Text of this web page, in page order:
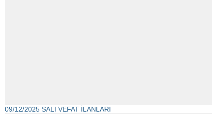
09/12/2025 SALI VEFAT İLANLARI